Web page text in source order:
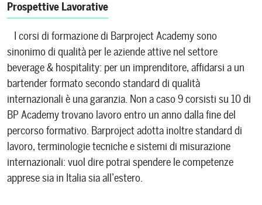
Prospettive Lavorative
I corsi di formazione di Barproject Academy sono
sinonimo di qualità per le aziende attive nel settore
beverage & hospitality: per un imprenditore, affidarsi a un
bartender formato secondo standard di qualità
internazionali è una garanzia. Non a caso 9 corsisti su 10 di
BP Academy trovano lavoro entro un anno dalla fine del
percorso formativo. Barproject adotta inoltre standard di
lavoro, terminologie tecniche e sistemi di misurazione
internazionali: vuol dire potrai spendere le competenze
apprese sia in Italia sia all’estero.